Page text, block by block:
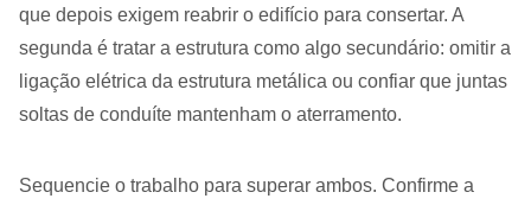
que depois exigem reabrir o edifício para consertar. A
segunda é tratar a estrutura como algo secundário: omitir a
ligação elétrica da estrutura metálica ou confiar que juntas
soltas de conduíte mantenham o aterramento.
Sequencie o trabalho para superar ambos. Confirme a